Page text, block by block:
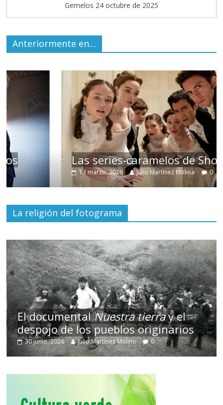
Gemelos 24 octubre de 2025
Anteriormente en…
Las series-caramelos de Shondaland
Julio Martínez Molina 0
La religión del fotograma
El documentalNuestra tierray el
despojo de los pueblos originarios
30 junio, 2026 Julio Martínez Molina 0